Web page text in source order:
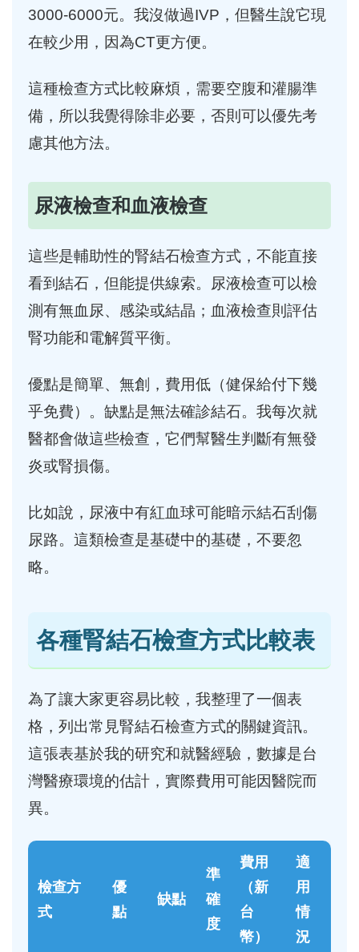
3000-6000元。我沒做過IVP，但醫生說它現
在較少用，因為CT更方便。
這種檢查方式比較麻煩，需要空腹和灌腸準
備，所以我覺得除非必要，否則可以優先考
慮其他方法。
尿液檢查和血液檢查
這些是輔助性的腎結石檢查方式，不能直接
看到結石，但能提供線索。尿液檢查可以檢
測有無血尿、感染或結晶；血液檢查則評估
腎功能和電解質平衡。
優點是簡單、無創，費用低（健保給付下幾
乎免費）。缺點是無法確診結石。我每次就
醫都會做這些檢查，它們幫醫生判斷有無發
炎或腎損傷。
比如說，尿液中有紅血球可能暗示結石刮傷
尿路。這類檢查是基礎中的基礎，不要忽
略。
各種腎結石檢查方式比較表
為了讓大家更容易比較，我整理了一個表
格，列出常見腎結石檢查方式的關鍵資訊。
這張表基於我的研究和就醫經驗，數據是台
灣醫療環境的估計，實際費用可能因醫院而
異。
檢查方
式
優
點
缺點
準
確
度
費用
（新
台
幣）
適
用
情
況